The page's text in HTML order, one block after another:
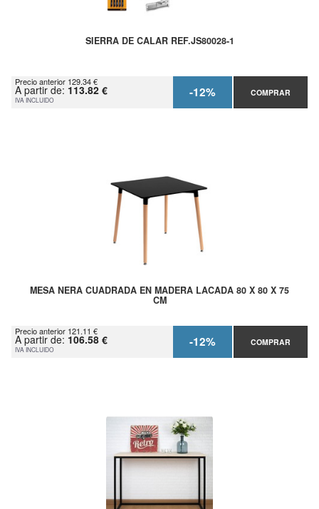
SIERRA DE CALAR REF.JS80028-1
Precio anterior 129.34 €
A partir de: 113.82 €
IVA INCLUIDO -12% COMPRAR
MESA NERA CUADRADA EN MADERA LACADA 80 X 80 X 75
CM
Precio anterior 121.11 €
A partir de: 106.58 €
IVA INCLUIDO -12% COMPRAR